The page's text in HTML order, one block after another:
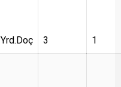
Yrd.Doç 3 1